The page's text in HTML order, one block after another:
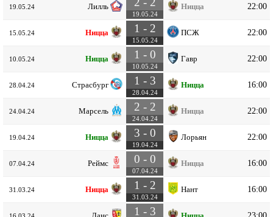
19.05.24 Лилль
19.05.24
Ницца 22:00
15.05.24 Ницца 1 - 2
15.05.24
ПСЖ 22:00
10.05.24 Ницца 1 - 0
10.05.24
Гавр 22:00
28.04.24 Страсбург 1 - 3
28.04.24
Ницца 16:00
24.04.24 Марсель 2 - 2
24.04.24
Ницца 22:00
19.04.24 Ницца 3 - 0
19.04.24
Лорьян 22:00
07.04.24 Реймс 0 - 0
07.04.24
Ницца 16:00
31.03.24 Ницца 1 - 2
31.03.24
Нант 16:00
1 - 3